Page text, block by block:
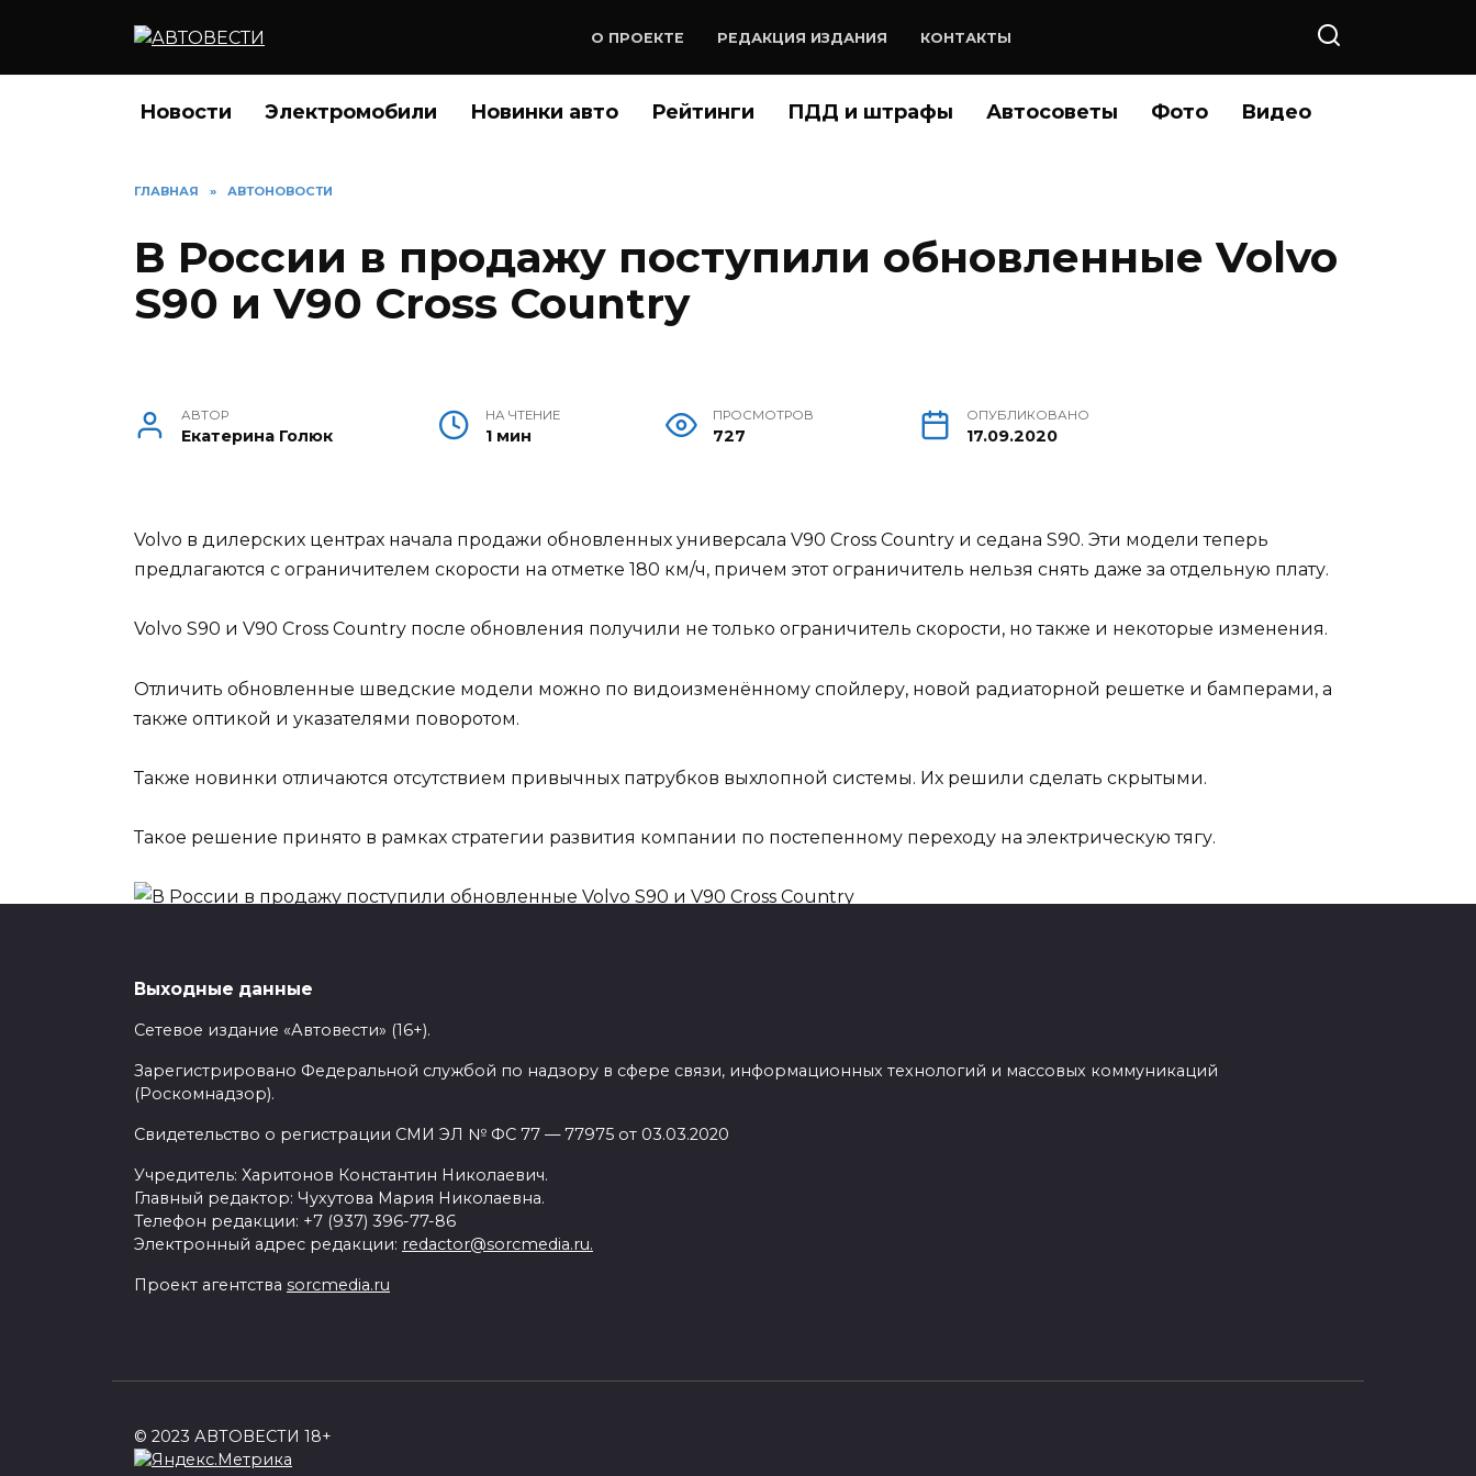
О ПРОЕКТЕ РЕДАКЦИЯ ИЗДАНИЯ КОНТАКТЫ
Новости Электромобили Новинки авто Рейтинги ПДД и штрафы Автосоветы Фото Видео
ГЛАВНАЯ » АВТОНОВОСТИ
В России в продажу поступили обновленные Volvo
S90 и V90 Cross Country
АВТОР
Екатерина Голюк
НА ЧТЕНИЕ
1 мин
ПРОСМОТРОВ
727
ОПУБЛИКОВАНО
17.09.2020
Volvo в дилерских центрах начала продажи обновленных универсала V90 Cross Country и седана S90. Эти модели теперь
предлагаются с ограничителем скорости на отметке 180 км/ч, причем этот ограничитель нельзя снять даже за отдельную плату.
Volvo S90 и V90 Cross Country после обновления получили не только ограничитель скорости, но также и некоторые изменения.
Отличить обновленные шведские модели можно по видоизменённому спойлеру, новой радиаторной решетке и бамперами, а
также оптикой и указателями поворотом.
Также новинки отличаются отсутствием привычных патрубков выхлопной системы. Их решили сделать скрытыми.
Такое решение принято в рамках стратегии развития компании по постепенному переходу на электрическую тягу.
распознавания дорожных знаков и электропривод крышки багажного отделения.
На российском рынке Volvo S90 и V90 Cross Country можно заказать с дизельными агрегатами мощностью 190 и 235 л.с.
Также предлагается 249-сильный турбированный бензиновый мотор объёмом 2,0-литра. Базовая версия обновленного седана
стоит 3 155 000 рублей, а универсал оценивается от 3 705 000 рублей.
Volvo Volvo S90 Volvo V90 Cross Country
Выходные данные
Сетевое издание «Автовести» (16+).
Зарегистрировано Федеральной службой по надзору в сфере связи, информационных технологий и массовых коммуникаций
(Роскомнадзор).
Свидетельство о регистрации СМИ ЭЛ № ФС 77 — 77975 от 03.03.2020
Учредитель: Харитонов Константин Николаевич.
Главный редактор: Чухутова Мария Николаевна.
Телефон редакции: +7 (937) 396-77-86
Электронный адрес редакции: redactor@sorcmedia.ru.
Проект агентства sorcmedia.ru
© 2023 АВТОВЕСТИ 18+